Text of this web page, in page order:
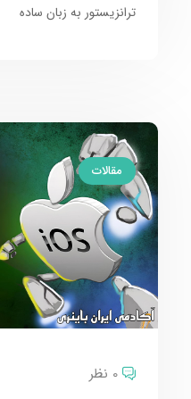
ترانزیستور به زبان ساده
مقالات
0 نظر